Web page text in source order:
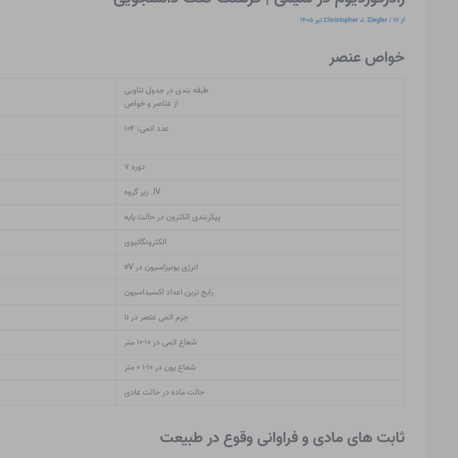
از Christopher J. Ziegler/۱۷ تیر ۱۴۰۵
خواص عنصر
طبقه بندی در جدول تناوبی
از عناصر و خواص
عدد اتمی: ۱۰۴
دوره ۷
IV. زیر گروه
پیکربندی الکترون در حالت پایه
الکترونگاتیوی
انرژی یونیزاسیون در eV
رایج ترین اعداد اکسیداسیون
جرم اتمی عنصر در u
شعاع اتمی در ۱۰-۱۰ متر
شعاع یون در ۱۰-۱ ۰ متر
حالت ماده در حالت عادی
ثابت های مادی و فراوانی وقوع در طبیعت